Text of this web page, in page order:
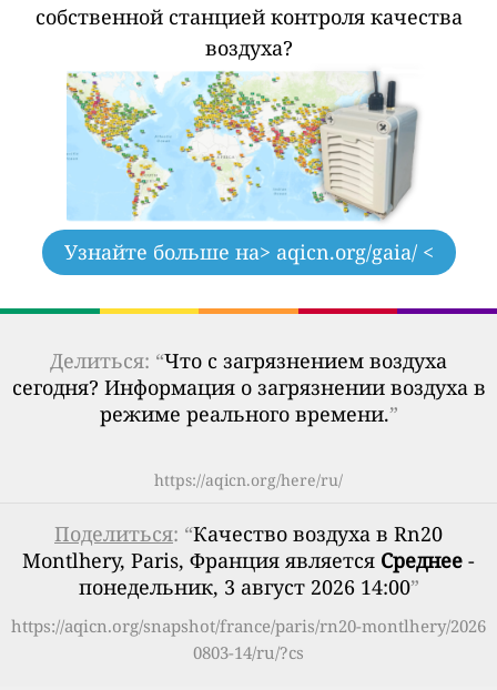
собственной станцией контроля качества
воздуха?
Узнайте больше на> aqicn.org/gaia/ <
Делиться: “Что с загрязнением воздуха
сегодня? Информация о загрязнении воздуха в
режиме реального времени.”
https://aqicn.org/here/ru/
Поделиться: “Качество воздуха в Rn20
Montlhery, Paris, Франция является Среднее -
понедельник, 3 август 2026 14:00”
https://aqicn.org/snapshot/france/paris/rn20-montlhery/2026
0803-14/ru/?cs